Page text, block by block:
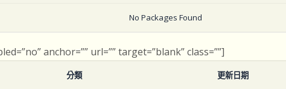
No Packages Found
anchor=”” url=”” target=”blank” class=””]
分類 更新日期